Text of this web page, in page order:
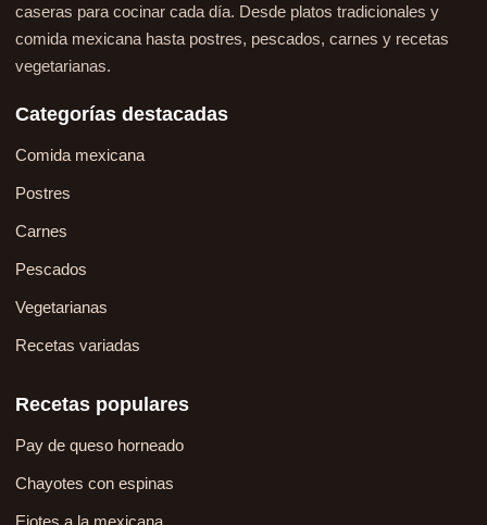
caseras para cocinar cada día. Desde platos tradicionales y
comida mexicana hasta postres, pescados, carnes y recetas
vegetarianas.
Categorías destacadas
Comida mexicana
Postres
Carnes
Pescados
Vegetarianas
Recetas variadas
Recetas populares
Pay de queso horneado
Chayotes con espinas
Ejotes a la mexicana